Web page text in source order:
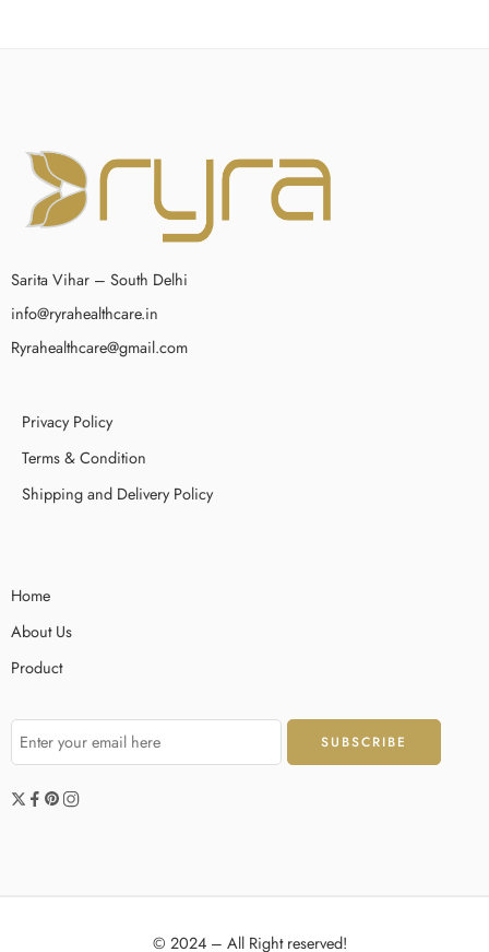
Sarita Vihar – South Delhi
info@ryrahealthcare.in
Ryrahealthcare@gmail.com
Privacy Policy
Terms & Condition
Shipping and Delivery Policy
Home
About Us
Product
© 2024 – All Right reserved!